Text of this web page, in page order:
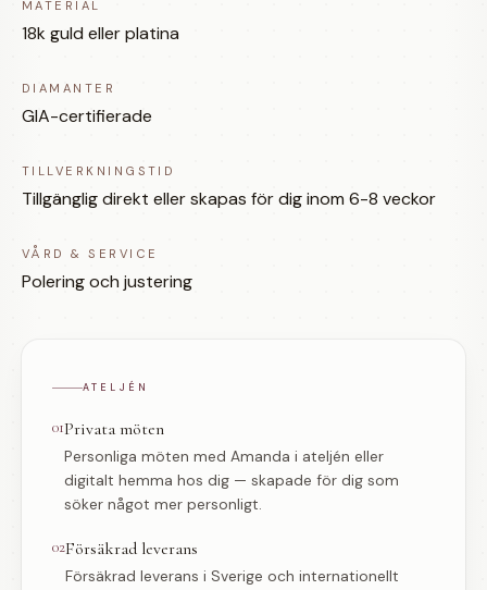
MATERIAL
18k guld eller platina
DIAMANTER
GIA-certifierade
TILLVERKNINGSTID
Tillgänglig direkt eller skapas för dig inom 6-8 veckor
VÅRD & SERVICE
Polering och justering
ATELJÉN
01Privata möten
Personliga möten med Amanda i ateljén eller
digitalt hemma hos dig — skapade för dig som
söker något mer personligt.
02Försäkrad leverans
Försäkrad leverans i Sverige och internationellt